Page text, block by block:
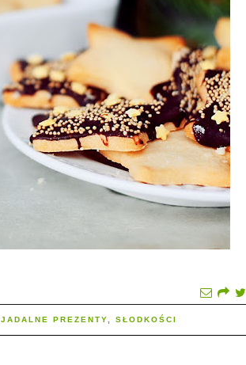
JADALNE PREZENTY SŁODKOŚCI